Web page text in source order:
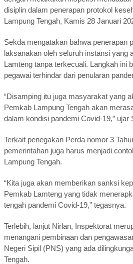
disiplin dalam penerapan protokol
Lampung Tengah, Kamis 28 Januari
Sekda mengatakan bahwa penerapan
laksanakan oleh seluruh instansi yang
Lamteng tanpa terkecuali. Langkah ini
pegawai terhindar dari penularan
“Disamping itu juga masyarakat yang
Pemkab Lampung Tengah akan
dalam kondisi pandemi Covid-19,” ujar
Terkait penegakan Perda nomor 3
pemerintahan juga harus menjadi
Lampung Tengah.
“Kita juga akan memberikan sanksi
Pemkab Lamteng yang tidak
tengah pandemi Covid-19,” tegasnya.
Terlebih, lanjut Nirlan, Inspektorat
menangani pembinaan dan
Negeri Sipil (PNS) yang ada
Tengah.